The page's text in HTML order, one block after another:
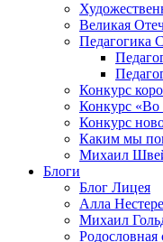
Великая
Педагогика
Конкурс
Конкурс «Во
Конкурс
Каким мы
Михаил
Блоги
Блог Лицея
Алла
Михаил